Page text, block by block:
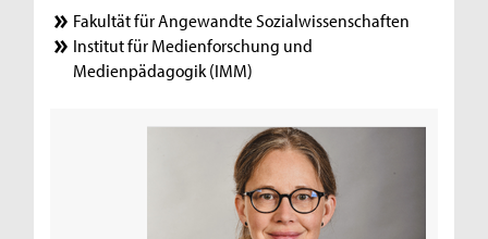
Fakultät für Angewandte Sozialwissenschaften
Institut für Medienforschung und
Medienpädagogik (IMM)